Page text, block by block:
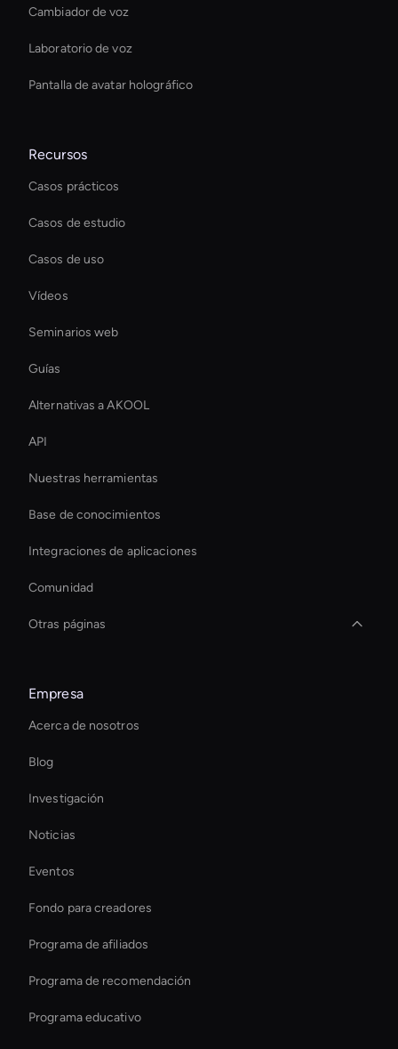
Cambiador de voz
Laboratorio de voz
Pantalla de avatar holográfico
Recursos
Casos prácticos
Casos de estudio
Casos de uso
Vídeos
Seminarios web
Guías
Alternativas a AKOOL
API
Nuestras herramientas
Base de conocimientos
Integraciones de aplicaciones
Comunidad
Otras páginas
Ai-Powered Digital Assistant
Interactive Hologram
Personalized Ai Avatar For Online Learning
Ai Avatar In Retail
Mejore los vídeos con IA
Cambiador de velocidad de vídeo con IA
Holographic Virtual Assistant
Empresa
Acerca de nosotros
Blog
Investigación
Noticias
Eventos
Fondo para creadores
Programa de afiliados
Programa de recomendación
Programa educativo